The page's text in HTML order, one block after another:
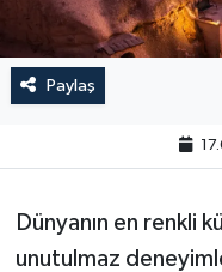
Paylaş
Dünyanın en renkli
unutulmaz